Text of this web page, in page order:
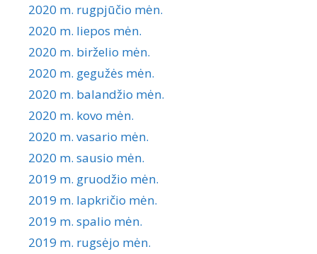
2020 m. rugpjūčio mėn.
2020 m. liepos mėn.
2020 m. birželio mėn.
2020 m. gegužės mėn.
2020 m. balandžio mėn.
2020 m. kovo mėn.
2020 m. vasario mėn.
2020 m. sausio mėn.
2019 m. gruodžio mėn.
2019 m. lapkričio mėn.
2019 m. spalio mėn.
2019 m. rugsėjo mėn.